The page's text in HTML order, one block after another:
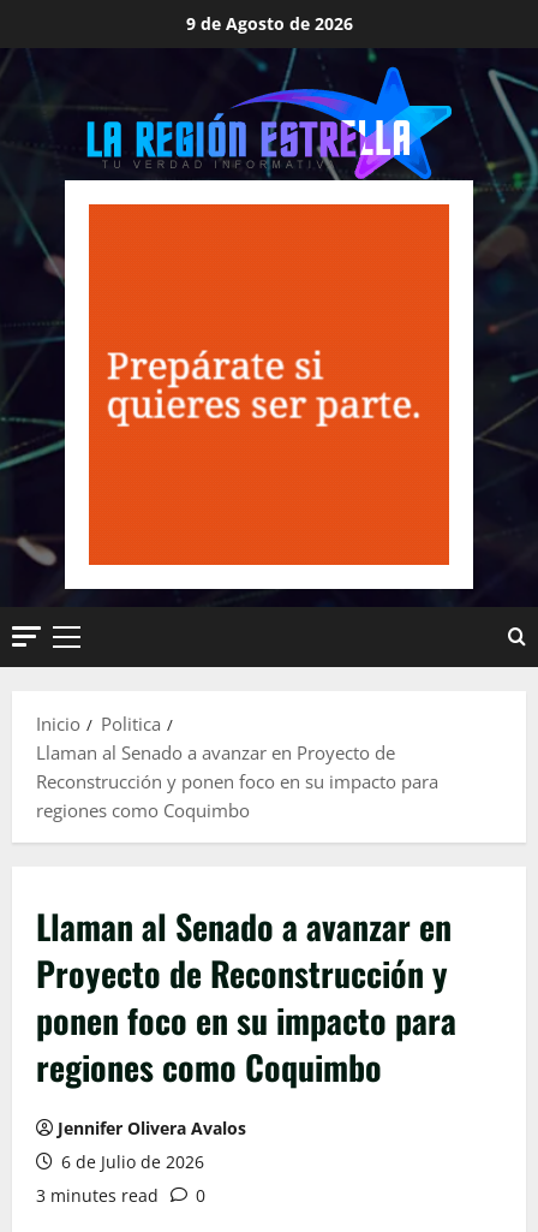
al
contenido
9 de Agosto de 2026
Menú
Inicio
Politica
Llaman al Senado a avanzar en Proyecto de
Reconstrucción y ponen foco en su impacto para
regiones como Coquimbo
Llaman al Senado a avanzar en
Proyecto de Reconstrucción y
ponen foco en su impacto para
regiones como Coquimbo
Jennifer Olivera Avalos
6 de Julio de 2026
3 minutes read
0